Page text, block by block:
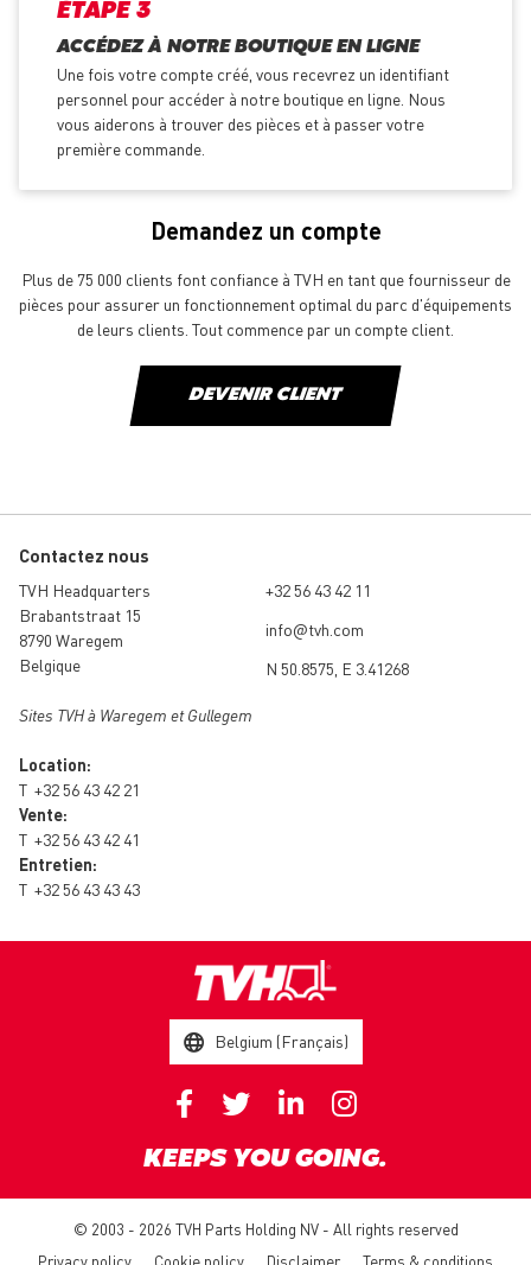
ÉTAPE 3
ACCÉDEZ À NOTRE BOUTIQUE EN LIGNE
Une fois votre compte créé, vous recevrez un identifiant
personnel pour accéder à notre boutique en ligne. Nous
vous aiderons à trouver des pièces et à passer votre
première commande.
Demandez un compte
Plus de 75 000 clients font confiance à TVH en tant que fournisseur de
pièces pour assurer un fonctionnement optimal du parc d'équipements
de leurs clients. Tout commence par un compte client.
DEVENIR CLIENT
Contactez nous
TVH Headquarters
Brabantstraat 15
8790 Waregem
Belgique
Sites TVH à Waregem et Gullegem
Location:
T +32 56 43 42 21
Vente:
T +32 56 43 42 41
Entretien:
T +32 56 43 43 43
+32 56 43 42 11
info@tvh.com
N 50.8575, E 3.41268
Belgium (Français)
KEEPS YOU GOING.
© 2003 - 2026 TVH Parts Holding NV - All rights reserved
Privacy policy
Cookie policy Disclaimer Terms & conditions